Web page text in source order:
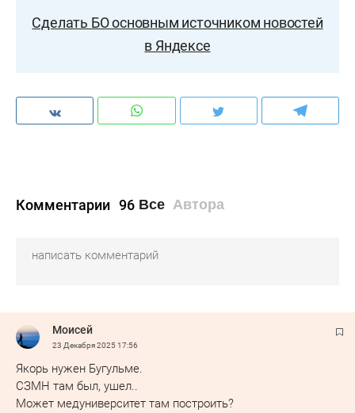
Сделать БО основным источником новостей
в Яндексе
Комментарии 96 Все Автора
Моисей
23 Декабря 202517:56
Якорь нужен Бугульме.
СЗМН там был, ушел..
Может медуниверситет там построить?